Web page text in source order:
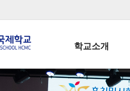
학교소개
학교장인사말